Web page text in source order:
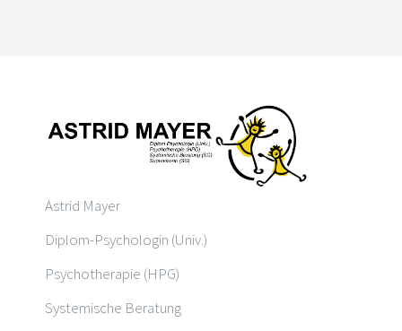
Astrid Mayer
Diplom-Psychologin (Univ.)
Psychotherapie (HPG)
Systemische Beratung